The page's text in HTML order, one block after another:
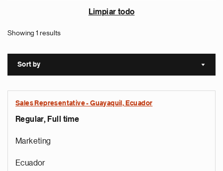
Limpiar todo
Showing 1 results
Sort by Sort
Sales Representative - Guayaquil, Ecuador
Regular, Full time
Marketing
Ecuador